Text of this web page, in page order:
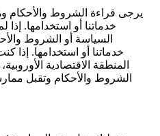
يرجى قراءة الشروط والأحكام
خدماتنا أو استخدامها.
السياسة أو الشروط
خدماتنا أو استخدامها. إذا
المنطقة الاقتصادية
الشروط والأحكام وتقبل